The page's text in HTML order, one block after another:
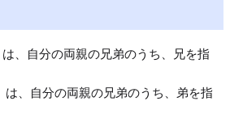
は、自分の両親の兄弟のうち、兄を指
は、自分の両親の兄弟のうち、弟を指